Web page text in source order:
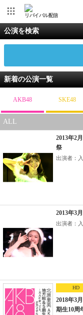
リバイバル配信
公演を検索
新着の公演一覧
AKB48 SKE48
ALL
2013年2
祭
出演者：
2013年3
出演者：
HD
2018年3
期生10周